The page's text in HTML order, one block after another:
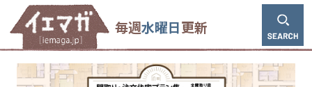
毎週水曜日更新